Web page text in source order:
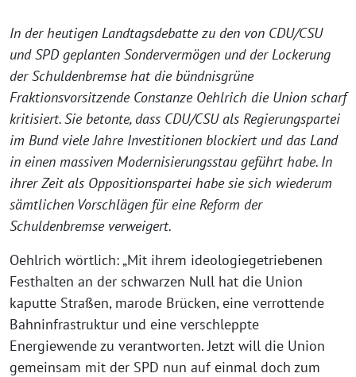
In der heutigen Landtagsdebatte zu den von CDU/CSU
und SPD geplanten Sondervermögen und der Lockerung
der Schuldenbremse hat die bündnisgrüne
Fraktionsvorsitzende Constanze Oehlrich die Union scharf
kritisiert. Sie betonte, dass CDU/CSU als Regierungspartei
im Bund viele Jahre Investitionen blockiert und das Land
in einen massiven Modernisierungsstau geführt habe. In
ihrer Zeit als Oppositionspartei habe sie sich wiederum
sämtlichen Vorschlägen für eine Reform der
Schuldenbremse verweigert.
Oehlrich wörtlich: „Mit ihrem ideologiegetriebenen
Festhalten an der schwarzen Null hat die Union
kaputte Straßen, marode Brücken, eine verrottende
Bahninfrastruktur und eine verschleppte
Energiewende zu verantworten. Jetzt will die Union
gemeinsam mit der SPD nun auf einmal doch zum